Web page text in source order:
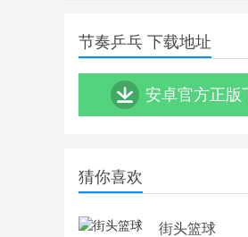
节奏乒乓 下载地址
安卓官方正版
猜你喜欢
街头篮球